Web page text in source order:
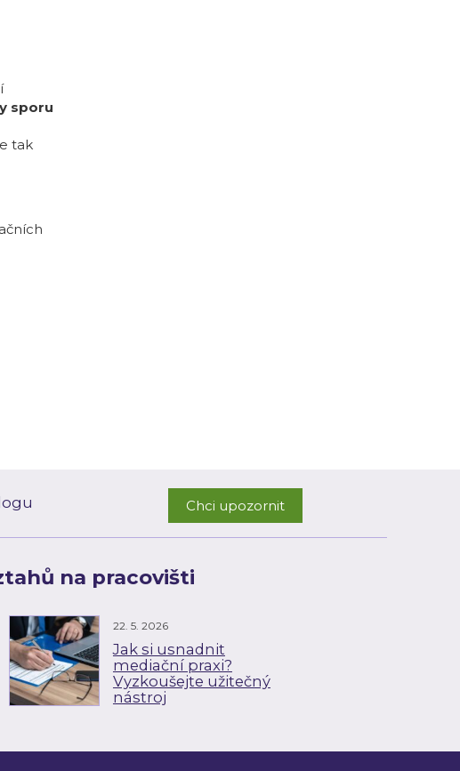
sporu
tak
Chci upozornit
na pracovišti
22. 5. 2026
Jak si usnadnit
mediační praxi?
Vyzkoušejte užitečný
nástroj